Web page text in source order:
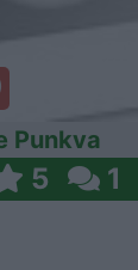
Punkva
5 1